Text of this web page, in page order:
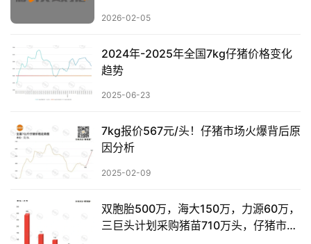
2026-02-05
2024年-2025年全国7kg仔猪价格变化
趋势
2025-06-23
7kg报价567元/头！仔猪市场火爆背后原
因分析
2025-02-09
双胞胎500万，海大150万，力源60万，
三巨头计划采购猪苗710万头，仔猪市场